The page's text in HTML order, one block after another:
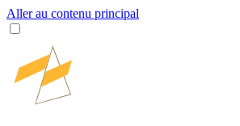
Aller au contenu principal